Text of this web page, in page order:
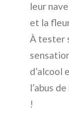
leur
et la
À tester
d’alcool
l’abus
!